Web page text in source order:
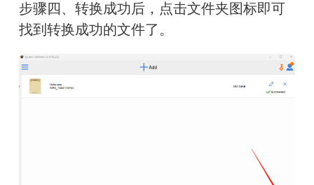
步骤四、转换成功后，点击文件夹图标即可
找到转换成功的文件了。